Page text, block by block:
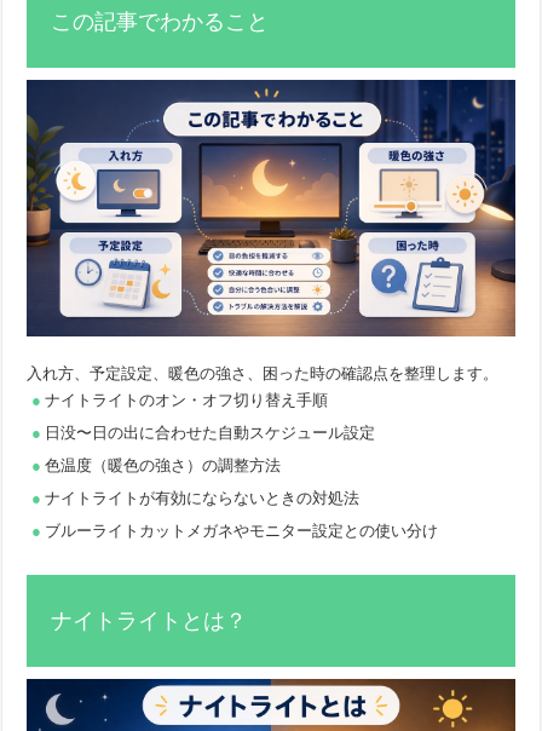
この記事でわかること
入れ方、予定設定、暖色の強さ、困った時の確認点を整理します。
ナイトライトのオン・オフ切り替え手順
日没〜日の出に合わせた自動スケジュール設定
色温度（暖色の強さ）の調整方法
ナイトライトが有効にならないときの対処法
ブルーライトカットメガネやモニター設定との使い分け
ナイトライトとは？